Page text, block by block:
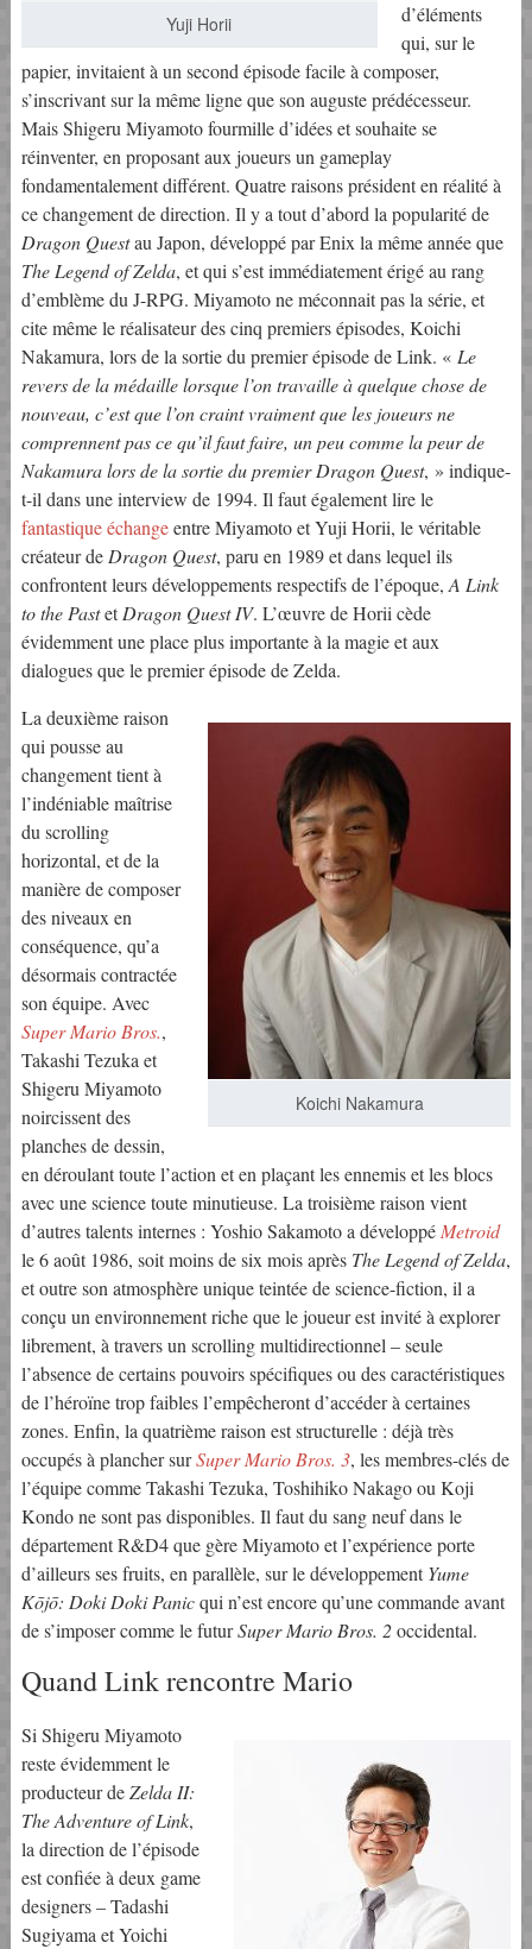
Yuji Horii
d’éléments
qui, sur le
papier, invitaient à un second épisode facile à composer,
s’inscrivant sur la même ligne que son auguste prédécesseur.
Mais Shigeru Miyamoto fourmille d’idées et souhaite se
réinventer, en proposant aux joueurs un gameplay
fondamentalement différent. Quatre raisons président en réalité à
ce changement de direction. Il y a tout d’abord la popularité de
Dragon Questau Japon, développé par Enix la même année que
The Legend of Zelda, et qui s’est immédiatement érigé au rang
d’emblème du J-RPG. Miyamoto ne méconnait pas la série, et
cite même le réalisateur des cinq premiers épisodes, Koichi
Nakamura, lors de la sortie du premier épisode de Link. « Le
revers de la médaille lorsque l’on travaille à quelque chose de
nouveau, c’est que l’on craint vraiment que les joueurs ne
comprennent pas ce qu’il faut faire, un peu comme la peur de
Nakamura lors de la sortie du premier Dragon Quest, » indique-
t-il dans une interview de 1994. Il faut également lire le
fantastique échangeentre Miyamoto et Yuji Horii, le véritable
créateur de Dragon Quest, paru en 1989 et dans lequel ils
confrontent leurs développements respectifs de l’époque, A Link
to the PastetDragon Quest IV. L’œuvre de Horii cède
évidemment une place plus importante à la magie et aux
dialogues que le premier épisode de Zelda.
Koichi Nakamura
La deuxième raison
qui pousse au
changement tient à
l’indéniable maîtrise
du scrolling
horizontal, et de la
manière de composer
des niveaux en
conséquence, qu’a
désormais contractée
son équipe. Avec
Super Mario Bros.,
Takashi Tezuka et
Shigeru Miyamoto
noircissent des
planches de dessin,
en déroulant toute l’action et en plaçant les ennemis et les blocs
avec une science toute minutieuse. La troisième raison vient
d’autres talents internes : Yoshio Sakamoto a développé Metroid
le 6 août 1986, soit moins de six mois après The Legend of Zelda,
et outre son atmosphère unique teintée de science-fiction, il a
conçu un environnement riche que le joueur est invité à explorer
librement, à travers un scrolling multidirectionnel – seule
l’absence de certains pouvoirs spécifiques ou des caractéristiques
de l’héroïne trop faibles l’empêcheront d’accéder à certaines
zones. Enfin, la quatrième raison est structurelle : déjà très
occupés à plancher surSuper Mario Bros. 3, les membres-clés de
l’équipe comme Takashi Tezuka, Toshihiko Nakago ou Koji
Kondo ne sont pas disponibles. Il faut du sang neuf dans le
département R&D4 que gère Miyamoto et l’expérience porte
d’ailleurs ses fruits, en parallèle, sur le développementYume
Kōjō: Doki Doki Panicqui n’est encore qu’une commande avant
de s’imposer comme le futurSuper Mario Bros. 2occidental.
Quand Link rencontre Mario
Si Shigeru Miyamoto
reste évidemment le
producteur deZelda II:
The Adventure of Link,
la direction de l’épisode
est confiée à deux game
designers – Tadashi
Sugiyama et Yoichi